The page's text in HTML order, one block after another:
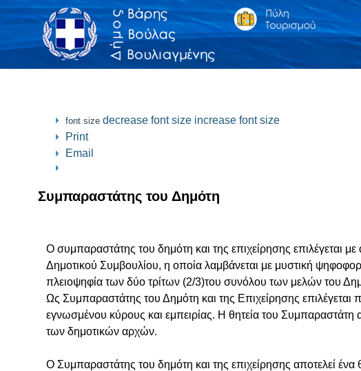
font size decrease font size increase font size
Print
Email
Συμπαραστάτης του Δημότη
Ο συμπαραστάτης του δημότη και της επιχείρησης επιλέγεται
Δημοτικού Συμβουλίου, η οποία λαμβάνεται με μυστική
πλειοψηφία των δύο τρίτων (2/3)του συνόλου των μελών του
Ως Συμπαραστάτης του Δημότη και της Επιχείρησης
εγνωσμένου κύρους και εμπειρίας. Η θητεία του Συμπαραστάτη
των δημοτικών αρχών.
Ο Συμπαραστάτης του δημότη και της επιχείρησης αποτελεί ένα